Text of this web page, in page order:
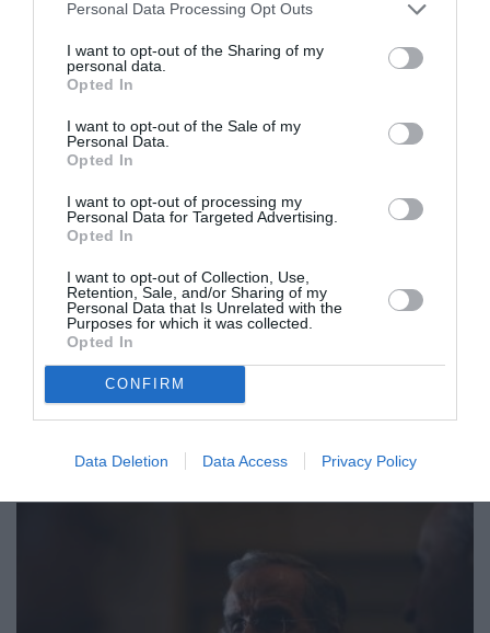
Personal Data Processing Opt Outs
I want to opt-out of the Sharing of my
personal data.
Opted In
I want to opt-out of the Sale of my
Personal Data.
Opted In
I want to opt-out of processing my
Personal Data for Targeted Advertising.
Opted In
I want to opt-out of Collection, Use,
Retention, Sale, and/or Sharing of my
Personal Data that Is Unrelated with the
Purposes for which it was collected.
Opted In
CONFIRM
Data Deletion Data Access Privacy Policy
Αντ. Σαμαράς: “Η ξαφνική απόφαση
για το κλείσιμο 204
υποκαταστημάτων των ΕΛΤΑ
πρέπει να επανεξεταστεί”
01/11/2025 12:24
Σε νέα δημόσια δήλωση-παρέμβαση προχώρησε
σήμερα το πρωί ο πρώην πρωθυπουργός, Αντώνης
Σαμαράς, μέσα από τη σελίδα του...